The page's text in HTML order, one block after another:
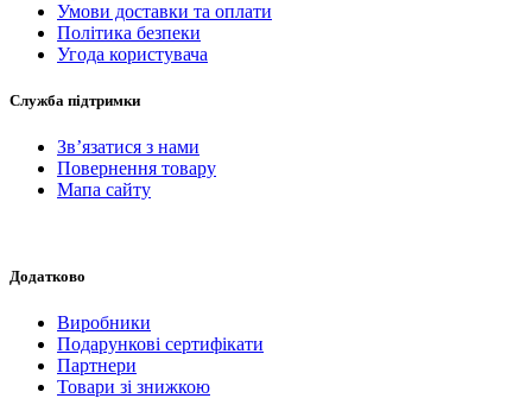
Умови доставки та оплати
Політика безпеки
Угода користувача
Служба підтримки
Зв’язатися з нами
Повернення товару
Мапа сайту
Додатково
Виробники
Подарункові сертифікати
Партнери
Товари зі знижкою